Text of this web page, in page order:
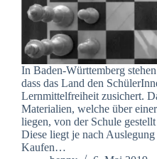
In Baden-Württemberg
dass das Land den
Lernmittelfreiheit zusichert.
Materialien, welche über
liegen, von der Schule
Diese liegt je nach
Kaufen…